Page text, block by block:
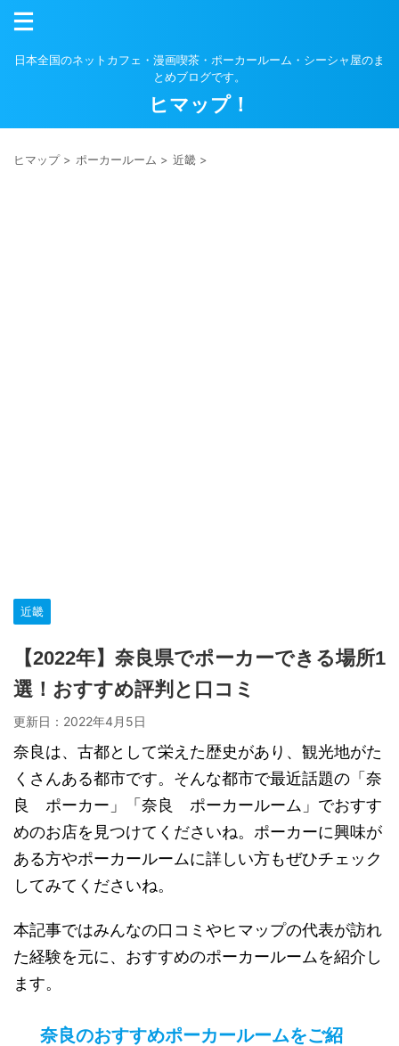
日本全国のネットカフェ・漫画喫茶・ポーカールーム・シーシャ屋のま
とめブログです。
ヒマップ！
ヒマップ> ポーカールーム > 近畿 >
近畿
【2022年】奈良県でポーカーできる場所1
選！おすすめ評判と口コミ
更新日： 2022年4月5日
奈良は、古都として栄えた歴史があり、観光地がた
くさんある都市です。そんな都市で最近話題の「奈
良 ポーカー」「奈良 ポーカールーム」でおすす
めのお店を見つけてくださいね。ポーカーに興味が
ある方やポーカールームに詳しい方もぜひチェック
してみてくださいね。
本記事ではみんなの口コミやヒマップの代表が訪れ
た経験を元に、おすすめのポーカールームを紹介し
ます。
奈良のおすすめポーカールームをご紹